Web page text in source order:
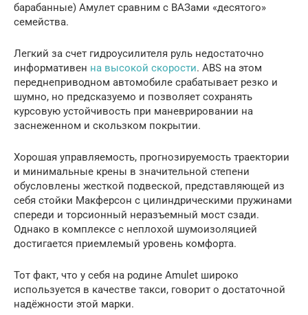
барабанные) Амулет сравним с ВАЗами «десятого»
семейства.
Легкий за счет гидроусилителя руль недостаточно
информативен на высокой скорости. ABS на этом
переднеприводном автомобиле срабатывает резко и
шумно, но предсказуемо и позволяет сохранять
курсовую устойчивость при маневрировании на
заснеженном и скользком покрытии.
Хорошая управляемость, прогнозируемость траектории
и минимальные крены в значительной степени
обусловлены жесткой подвеской, представляющей из
себя стойки Макферсон с цилиндрическими пружинами
спереди и торсионный неразъемный мост сзади.
Однако в комплексе с неплохой шумоизоляцией
достигается приемлемый уровень комфорта.
Тот факт, что у себя на родине Amulet широко
используется в качестве такси, говорит о достаточной
надёжности этой марки.